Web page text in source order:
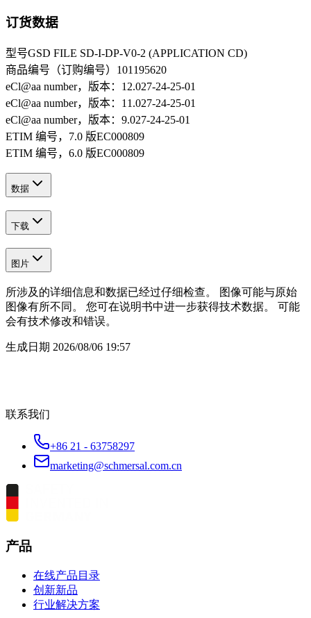
订货数据
型号GSD FILE SD-I-DP-V0-2 (APPLICATION CD)
商品编号（订购编号） 101195620
eCl@aa number，版本：12.027-24-25-01
eCl@aa number，版本：11.027-24-25-01
eCl@aa number，版本：9.027-24-25-01
ETIM 编号，7.0 版EC000809
ETIM 编号，6.0 版EC000809
数据
下载
图片
所涉及的详细信息和数据已经过仔细检查。 图像可能与原始
图像有所不同。 您可在说明书中进一步获得技术数据。 可能
会有技术修改和错误。
生成日期 2026/08/06 19:57
联系我们
+86 21 - 63758297
marketing@schmersal.com.cn
产品
在线产品目录
创新新品
行业解决方案